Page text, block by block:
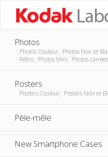
Photos
Photos Couleur, Photos Noir et
Rétro, Photos Mini, Photos carrées
Posters
Posters Couleur, Posters Noir et
Pêle-mêle
New Smartphone Cases